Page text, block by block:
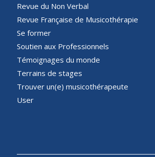
Revue du Non Verbal
Revue Française de Musicothérapie
Se former
Soutien aux Professionnels
Témoignages du monde
Terrains de stages
Trouver un(e) musicothérapeute
User